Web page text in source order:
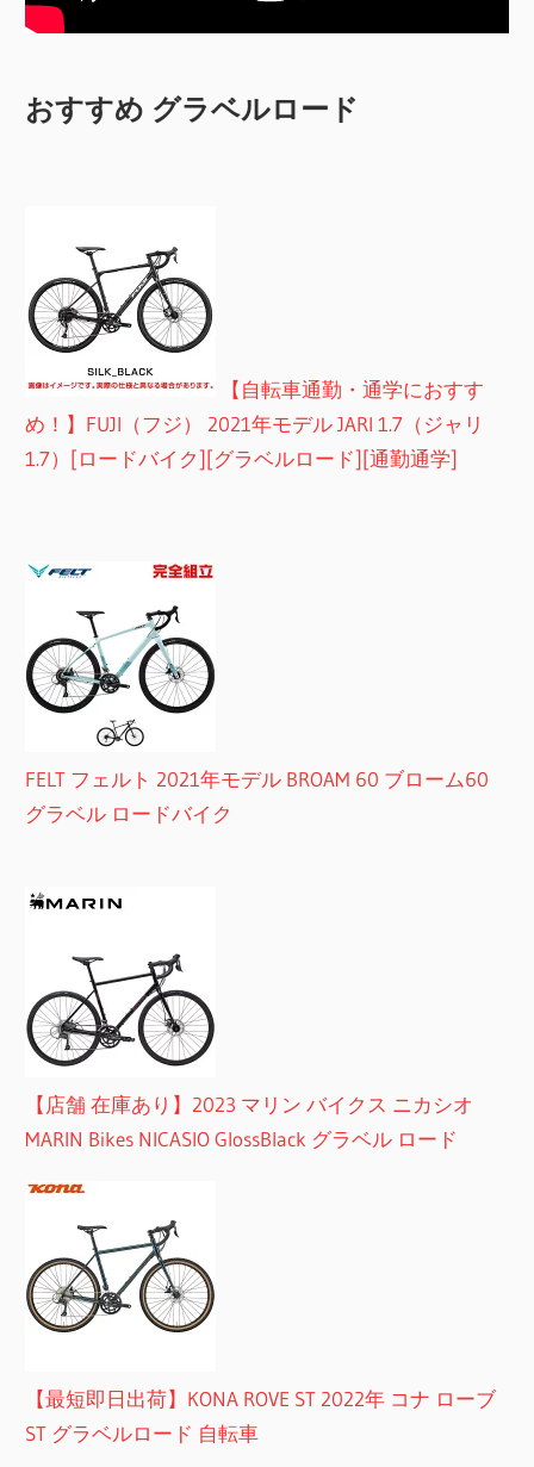
おすすめ グラベルロード
【自転車通勤・通学におすす
め！】FUJI（フジ） 2021年モデル JARI 1.7（ジャリ
1.7）[ロードバイク][グラベルロード][通勤通学]
FELT フェルト 2021年モデル BROAM 60 ブローム60
グラベル ロードバイク
【店舗 在庫あり】2023 マリン バイクス ニカシオ
MARIN Bikes NICASIO GlossBlack グラベル ロード
【最短即日出荷】KONA ROVE ST 2022年 コナ ローブ
ST グラベルロード 自転車